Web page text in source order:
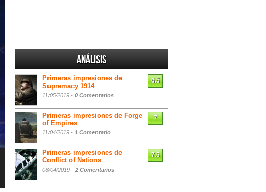
Análisis
Primeras impresiones de
Supremacy 1914
11/05/2019 - 0 Comentarios
6.5
Primeras impresiones de Forge
of Empires
11/04/2019 - 1 Comentario
7
Primeras impresiones de
Conflict of Nations
06/04/2019 - 2 Comentarios
7.5